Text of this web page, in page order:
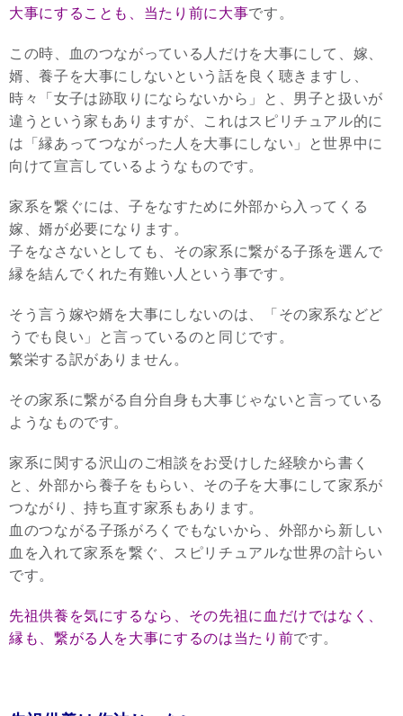
大事にすることも、当たり前に大事です。
この時、血のつながっている人だけを大事にして、嫁、
婿、養子を大事にしないという話を良く聴きますし、
時々「女子は跡取りにならないから」と、男子と扱いが
違うという家もありますが、これはスピリチュアル的に
は「縁あってつながった人を大事にしない」と世界中に
向けて宣言しているようなものです。
家系を繋ぐには、子をなすために外部から入ってくる
嫁、婿が必要になります。
子をなさないとしても、その家系に繋がる子孫を選んで
縁を結んでくれた有難い人という事です。
そう言う嫁や婿を大事にしないのは、「その家系などど
うでも良い」と言っているのと同じです。
繁栄する訳がありません。
その家系に繋がる自分自身も大事じゃないと言っている
ようなものです。
家系に関する沢山のご相談をお受けした経験から書く
と、外部から養子をもらい、その子を大事にして家系が
つながり、持ち直す家系もあります。
血のつながる子孫がろくでもないから、外部から新しい
血を入れて家系を繋ぐ、スピリチュアルな世界の計らい
です。
先祖供養を気にするなら、その先祖に血だけではなく、
縁も、繋がる人を大事にするのは当たり前です。